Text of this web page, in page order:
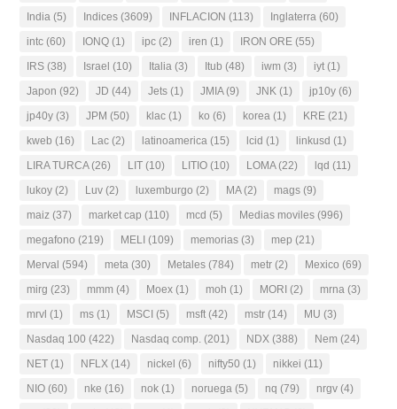
India (5) Indices (3609) INFLACION (113) Inglaterra (60)
intc (60) IONQ (1) ipc (2) iren (1) IRON ORE (55)
IRS (38) Israel (10) Italia (3) Itub (48) iwm (3) iyt (1)
Japon (92) JD (44) Jets (1) JMIA(9) JNK (1) jp10y (6)
jp40y (3) JPM (50) klac (1) ko (6) korea (1) KRE (21)
kweb (16) Lac (2) latinoamerica (15) lcid (1) linkusd (1)
LIRA TURCA(26) LIT (10) LITIO (10) LOMA(22) lqd (11)
lukoy (2) Luv (2) luxemburgo (2) MA(2) mags (9)
maiz (37) market cap (110) mcd (5) Medias moviles (996)
megafono (219) MELI (109) memorias (3) mep (21)
Merval (594) meta (30) Metales (784) metr (2) Mexico (69)
mirg (23) mmm (4) Moex (1) moh (1) MORI (2) mrna (3)
mrvl (1) ms (1) MSCI (5) msft (42) mstr (14) MU (3)
Nasdaq 100 (422) Nasdaq comp. (201) NDX (388) Nem (24)
NET (1) NFLX (14) nickel (6) nifty50 (1) nikkei (11)
NIO (60) nke (16) nok (1) noruega (5) nq (79) nrgv (4)